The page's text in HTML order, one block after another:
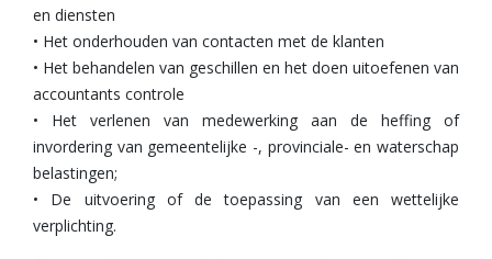
en diensten
• Het onderhouden van contacten met de klanten
• Het behandelen van geschillen en het doen uitoefenen van
accountants controle
• Het verlenen van medewerking aan de heffing of
invordering van gemeentelijke -, provinciale- en waterschap
belastingen;
• De uitvoering of de toepassing van een wettelijke
verplichting.